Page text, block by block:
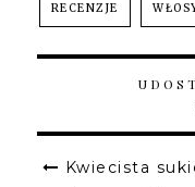
RECENZJE
Kwiecista